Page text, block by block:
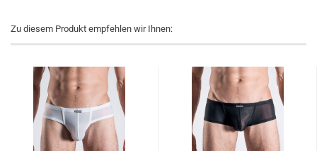
Zu diesem Produkt empfehlen wir Ihnen: